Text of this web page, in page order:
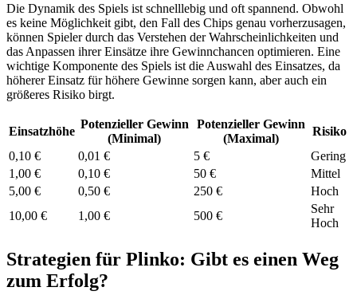
Die Dynamik des Spiels ist schnelllebig und oft spannend. Obwohl
es keine Möglichkeit gibt, den Fall des Chips genau vorherzusagen,
können Spieler durch das Verstehen der Wahrscheinlichkeiten und
das Anpassen ihrer Einsätze ihre Gewinnchancen optimieren. Eine
wichtige Komponente des Spiels ist die Auswahl des Einsatzes, da
höherer Einsatz für höhere Gewinne sorgen kann, aber auch ein
größeres Risiko birgt.
Einsatzhöhe
Potenzieller Gewinn
(Minimal)
Potenzieller Gewinn
(Maximal)
Risiko
0,10 €
0,01 € 5 €
Gering
1,00 €
0,10 € 50 €
Mittel
5,00 €
0,50 € 250 €
Hoch
10,00 €
1,00 € 500 €
Sehr
Hoch
Strategien für Plinko: Gibt es einen Weg
zum Erfolg?